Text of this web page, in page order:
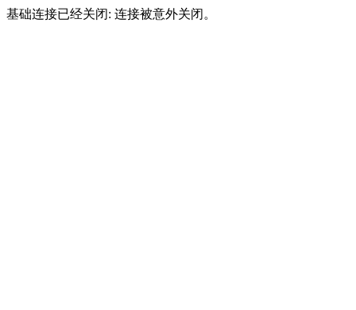
基础连接已经关闭: 连接被意外关闭。